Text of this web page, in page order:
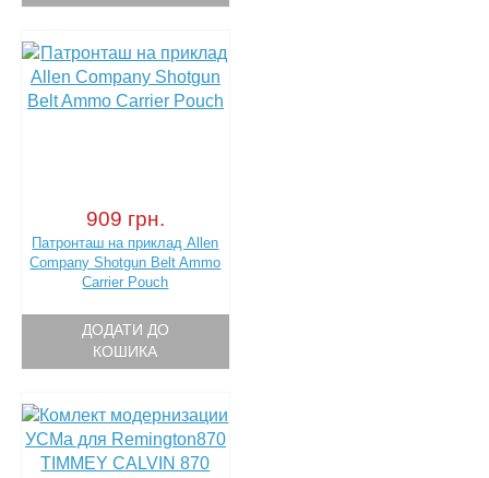
909 грн.
Патронташ на приклад Allen
Company Shotgun Belt Ammo
Carrier Pouch
ДОДАТИ ДО
КОШИКА